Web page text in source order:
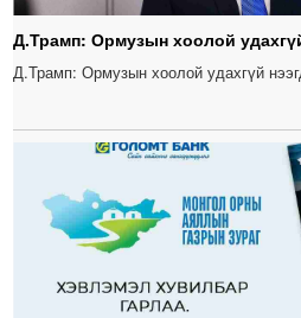
Д.Трамп: Ормузын хоолой
Д.Трамп: Ормузын хоолой удахгүй